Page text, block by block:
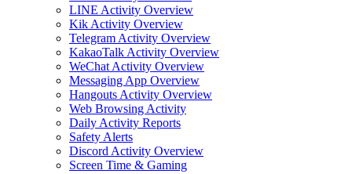
LINE Activity Overview
Kik Activity Overview
Telegram Activity Overview
KakaoTalk Activity Overview
WeChat Activity Overview
Messaging App Overview
Hangouts Activity Overview
Web Browsing Activity
Daily Activity Reports
Safety Alerts
Discord Activity Overview
Screen Time & Gaming